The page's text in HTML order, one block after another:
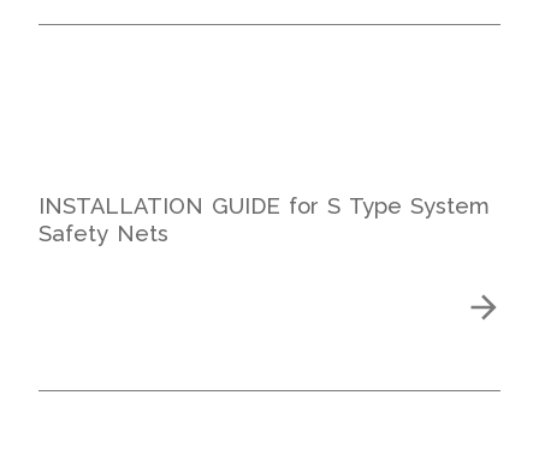
INSTALLATION GUIDE for S Type System
Safety Nets